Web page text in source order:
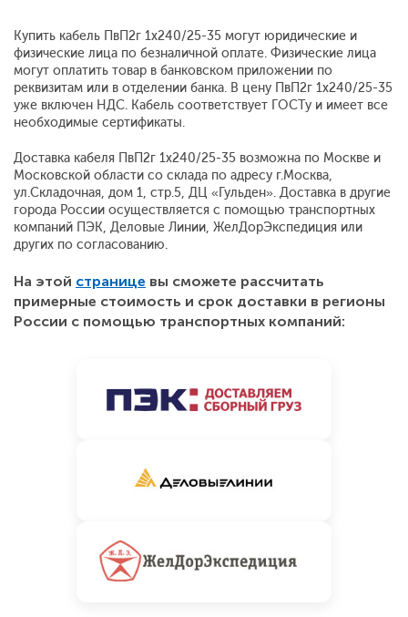
Купить кабель ПвП2г 1x240/25-35 могут юридические и
физические лица по безналичной оплате. Физические лица
могут оплатить товар в банковском приложении по
реквизитам или в отделении банка. В цену ПвП2г 1x240/25-35
уже включен НДС. Кабель соответствует ГОСТу и имеет все
необходимые сертификаты.
Доставка кабеля ПвП2г 1x240/25-35 возможна по Москве и
Московской области со склада по адресу г.Москва,
ул.Складочная, дом 1, стр.5, ДЦ «Гульден». Доставка в другие
города России осуществляется с помощью транспортных
компаний ПЭК, Деловые Линии, ЖелДорЭкспедиция или
других по согласованию.
На этой странице вы сможете рассчитать
примерные стоимость и срок доставки в регионы
России с помощью транспортных компаний: